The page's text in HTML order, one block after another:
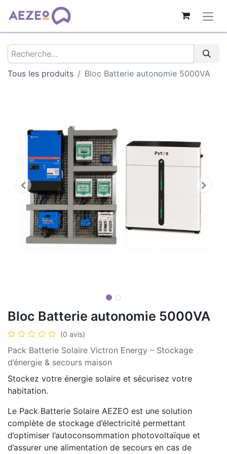
Tous les produits Bloc Batterie autonomie 5000VA
Bloc Batterie autonomie 5000VA
(0 avis)
Pack Batterie Solaire Victron Energy – Stockage
d’énergie & secours maison
Stockez votre énergie solaire et sécurisez votre
habitation.
Le Pack Batterie Solaire AEZEO est une solution
complète de stockage d’électricité permettant
d’optimiser l’autoconsommation photovoltaïque et
d’assurer une alimentation de secours en cas de